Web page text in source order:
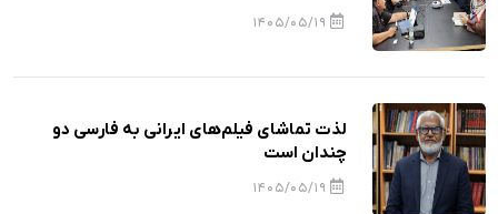
لذت تماشای فیلم‌های ایرانی به فارسی دو
چندان است